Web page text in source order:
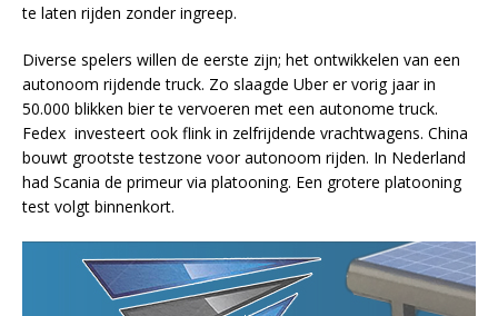
te laten rijden zonder ingreep.
Diverse spelers willen de eerste zijn; het ontwikkelen van een
autonoom rijdende truck. Zo slaagde Uber er vorig jaar in
50.000 blikken bier te vervoeren met een autonome truck.
Fedex investeert ook flink in zelfrijdende vrachtwagens. China
bouwt grootste testzone voor autonoom rijden. In Nederland
had Scania de primeur via platooning. Een grotere platooning
test volgt binnenkort.